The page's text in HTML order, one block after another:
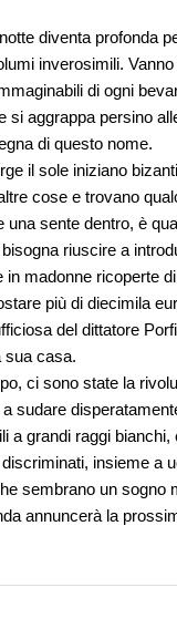
diventa profonda
inverosimili.
di ogni
si aggrappa persino
di questo nome.
il sole iniziano
cose e trovano
una sente dentro, è
riuscire a
in madonne ricoperte
più di diecimila
del dittatore
sua casa.
ci sono state la
sudare
a grandi raggi
discriminati, insieme a
sembrano un sogno
annuncerà la